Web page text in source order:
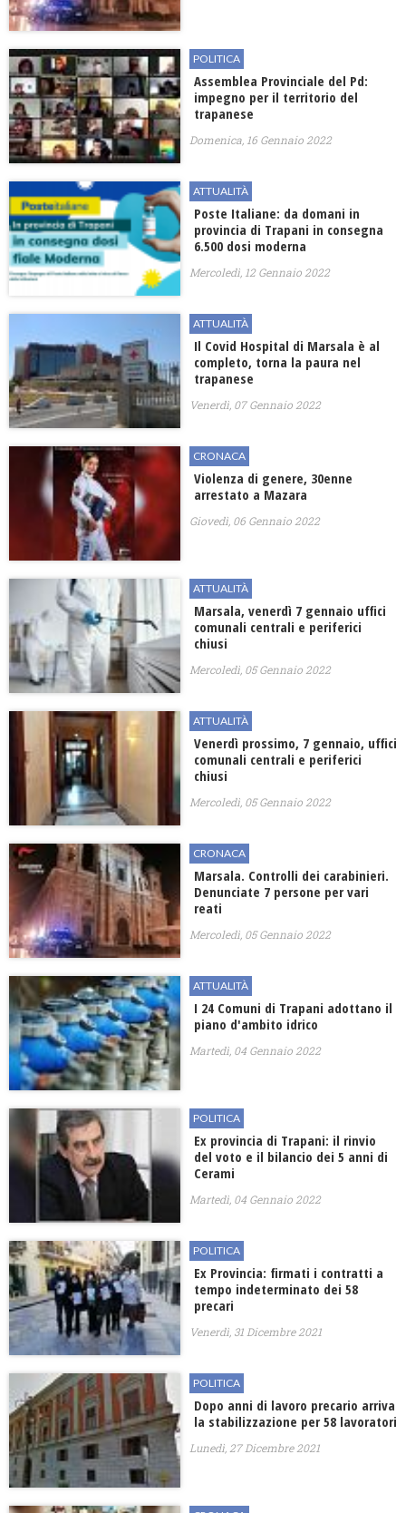
POLITICA
Assemblea Provinciale del Pd:
impegno per il territorio del
trapanese
Domenica, 16 Gennaio 2022
ATTUALITÀ
Poste Italiane: da domani in
provincia di Trapani in consegna
6.500 dosi moderna
Mercoledì, 12 Gennaio 2022
ATTUALITÀ
Il Covid Hospital di Marsala è al
completo, torna la paura nel
trapanese
Venerdì, 07 Gennaio 2022
CRONACA
Violenza di genere, 30enne
arrestato a Mazara
Giovedì, 06 Gennaio 2022
ATTUALITÀ
Marsala, venerdì 7 gennaio uffici
comunali centrali e periferici
chiusi
Mercoledì, 05 Gennaio 2022
ATTUALITÀ
Venerdì prossimo, 7 gennaio, uffici
comunali centrali e periferici
chiusi
Mercoledì, 05 Gennaio 2022
CRONACA
Marsala. Controlli dei carabinieri.
Denunciate 7 persone per vari
reati
Mercoledì, 05 Gennaio 2022
ATTUALITÀ
I 24 Comuni di Trapani adottano il
piano d'ambito idrico
Martedì, 04 Gennaio 2022
POLITICA
Ex provincia di Trapani: il rinvio
del voto e il bilancio dei 5 anni di
Cerami
Martedì, 04 Gennaio 2022
POLITICA
Ex Provincia: firmati i contratti a
tempo indeterminato dei 58
precari
Venerdì, 31 Dicembre 2021
POLITICA
Dopo anni di lavoro precario arriva
la stabilizzazione per 58 lavoratori
Lunedì, 27 Dicembre 2021